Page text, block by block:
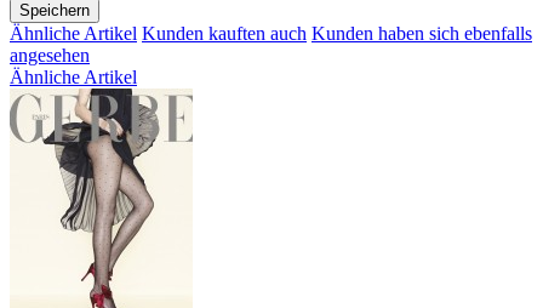
Speichern
Ähnliche Artikel Kunden kauften auch Kunden haben sich ebenfalls
angesehen
Ähnliche Artikel